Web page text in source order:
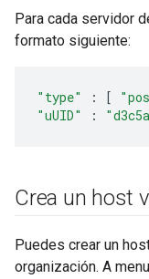
Para cada servidor
formato siguiente:
"type" : [
"uUID"
:
Crea un host
Puedes crear un
organización. A